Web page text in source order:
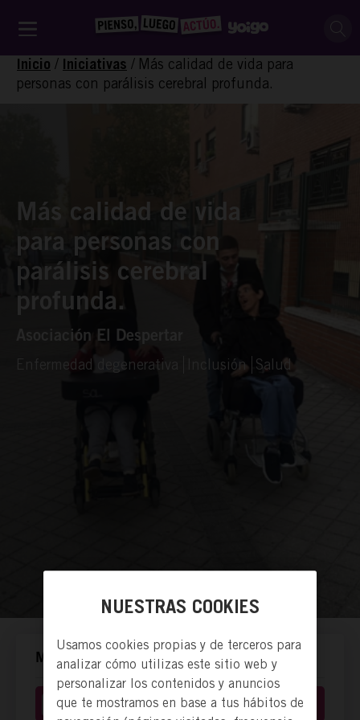
Inicio / Iniciativas / Más calidad de vida para
personas con parálisis cerebral profunda.
Más calidad de vida
para personas con
parálisis cerebral
profunda.
Asociación El Despertar
Enfermedad degenerativa Inclusión Salud
MANERAS DE ACTUAR.
Donación económica
NUESTRAS COOKIES
Usamos cookies propias y de terceros para
analizar cómo utilizas este sitio web y
personalizar los contenidos y anuncios
que te mostramos en base a tus hábitos de